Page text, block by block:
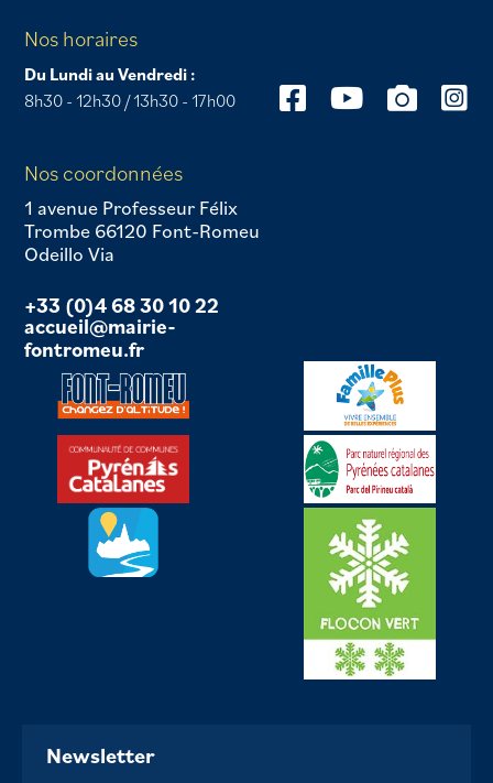
Nos horaires
Du Lundi au Vendredi :
8h30 - 12h30 / 13h30 - 17h00
Nos coordonnées
1 avenue Professeur Félix
Trombe 66120 Font-Romeu
Odeillo Via
+33 (0)4 68 30 10 22
accueil@mairie-
fontromeu.fr
Newsletter